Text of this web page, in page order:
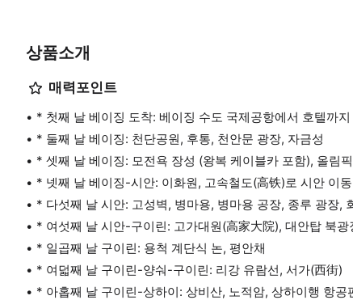
상품소개
매력포인트
* 첫째 날 베이징 도착: 베이징 수도 국제공항에서 호텔까
* 둘째 날 베이징: 천단공원, 후통, 천안문 광장, 자금성
* 셋째 날 베이징: 모전욕 장성 (왕복 케이블카 포함), 올림
* 넷째 날 베이징-시안: 이화원, 고속철도(高铁)로 시안 이동
* 다섯째 날 시안: 고성벽, 병마용, 병마용 공장, 종루 광장,
* 여섯째 날 시안-구이린: 고가대원(高家大院), 대안탑 북
* 일곱째 날 구이린: 용척 계단식 논, 평안채
* 여덟째 날 구이린-양숴-구이린: 리강 유람선, 서가(西街)
* 아홉째 날 구이린-상하이: 상비산, 노적암, 상하이행 항공